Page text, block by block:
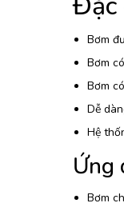
Bơm
Bơm
Bơm
Dễ
Hệ
Ứng
Bơm